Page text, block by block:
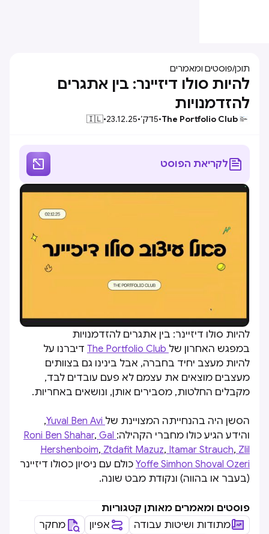
תוכן/פוסטים ומאמרים
להיות סולו דיזיינר: בין אתגרים
להזדמנויות
The Portfolio Club
•
5דק׳•
23.12.25
•
🇮🇱
לקריאת הפוסט 
להיות סולו דיזיינר: בין אתגרים להזדמנויות
במפגש האחרון של
דיברנו על
להיות מעצב יחיד בחברה, אבל בינינו גם בצוותים
מעצבים מוצאים את עצמם לא פעם עובדים לבד,
מקבלים החלטות, מסבירים אותן, ונושאים באחריות.
הסשן היה בהנחייתה המצויינת של
,
והידע הגיע כולו מחברי הקהילה:
, Gal
Hershenboim, Ztdafit Mazuz, Itamar Strauch, Zlil
Yoffe Simhon Shoval Ozeri
כולם עם ניסיון כסולו דיזיינר
(בעבר או בהווה) ונקודת מבט שונה.
פוסטים ומאמרים מאותן קטגוריות
מתודות ושיטות עבודה
אפיון
מחקר